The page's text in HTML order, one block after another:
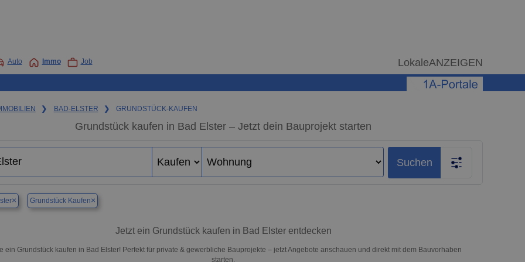
Auto Immo Job LokaleANZEIGEN
❯ BAD-ELSTER ❯ GRUNDSTÜCK-KAUFEN
Grundstück kaufen in Bad Elster – Jetzt dein Bauprojekt starten
Suchen
× Grundstück Kaufen×
Jetzt ein Grundstück kaufen in Bad Elster entdecken
ein Grundstück kaufen in Bad Elster! Perfekt für private & gewerbliche Bauprojekte – jetzt Angebote anschauen und direkt mit dem Bauvorhaben
starten.